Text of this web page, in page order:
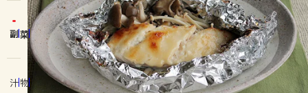
ホーム
コンテンツ
人気の食材・レシピ
きゅうり なす トマト
とうもろこし
ピーマン
みょうが ゴーヤ
副菜
汁物